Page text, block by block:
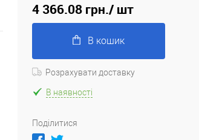
4 366.08 грн./ шт
В кошик
Розрахувати доставку
В наявності
Поділитися